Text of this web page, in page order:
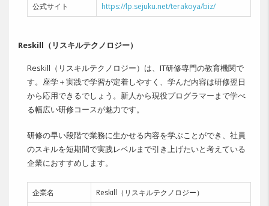
公式サイト https://lp.sejuku.net/terakoya/biz/
Reskill（リスキルテクノロジー）
Reskill（リスキルテクノロジー）は、IT研修専門の教育機関で
す。座学＋実践で学習が定着しやすく、学んだ内容は研修翌日
から応用できるでしょう。新人から現役プログラマーまで学べ
る幅広い研修コースが魅力です。
研修の早い段階で業務に生かせる内容を学ぶことができ、社員
のスキルを短期間で実践レベルまで引き上げたいと考えている
企業におすすめします。
企業名 Reskill（リスキルテクノロジー）